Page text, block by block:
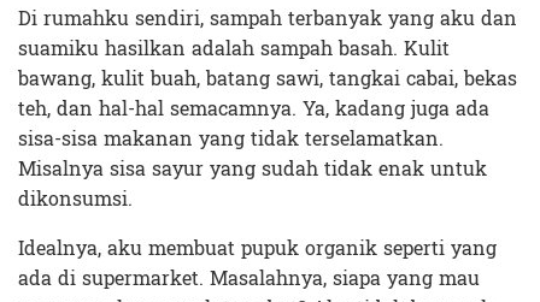
Di rumahku sendiri, sampah terbanyak yang aku dan
suamiku hasilkan adalah sampah basah. Kulit
bawang, kulit buah, batang sawi, tangkai cabai, bekas
teh, dan hal-hal semacamnya. Ya, kadang juga ada
sisa-sisa makanan yang tidak terselamatkan.
Misalnya sisa sayur yang sudah tidak enak untuk
dikonsumsi.
Idealnya, aku membuat pupuk organik seperti yang
ada di supermarket. Masalahnya, siapa yang mau